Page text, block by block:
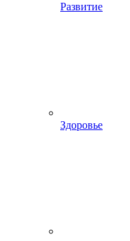
Развитие
Здоровье